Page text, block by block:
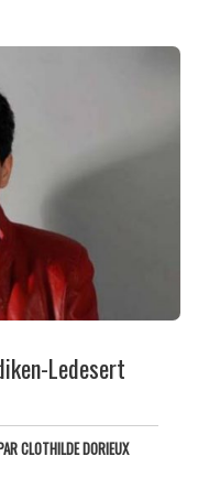
Ledesert
CLOTHILDE DORIEUX